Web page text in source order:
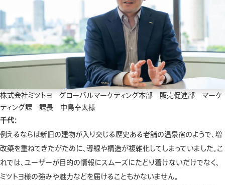
株式会社ミツトヨ グローバルマーケティング本部 販売促進部 マーケ
ティング課 課長 中島幸太様
千代：
例えるならば新旧の建物が入り交じる歴史ある老舗の温泉宿のようで、増
改築を重ねてきたがために、導線や構造が複雑化してしまっていました。こ
れでは、ユーザーが目的の情報にスムーズにたどり着けないだけでなく、
ミツトヨ様の強みや魅力などを届けることもかないません。